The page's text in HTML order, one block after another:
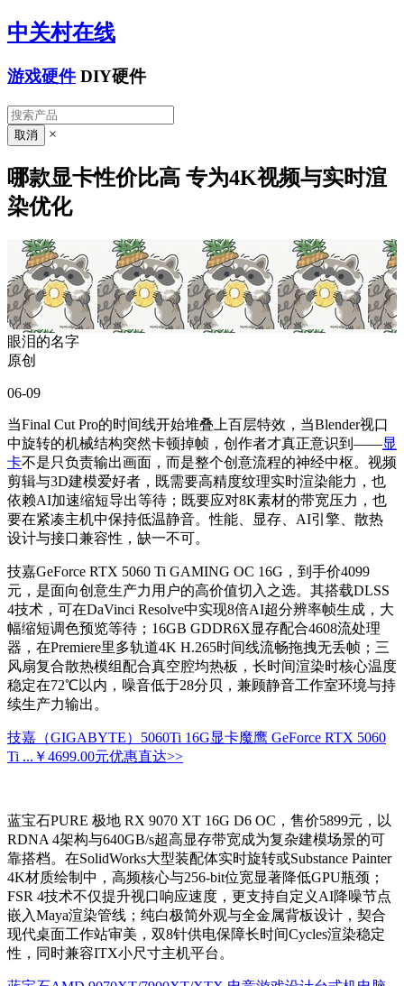
中关村在线
游戏硬件 DIY硬件
×
哪款显卡性价比高 专为4K视频与实时渲
染优化
眼泪的名字
原创
06-09
当Final Cut Pro的时间线开始堆叠上百层特效，当Blender视口
中旋转的机械结构突然卡顿掉帧，创作者才真正意识到——显
卡不是只负责输出画面，而是整个创意流程的神经中枢。视频
剪辑与3D建模爱好者，既需要高精度纹理实时渲染能力，也
依赖AI加速缩短导出等待；既要应对8K素材的带宽压力，也
要在紧凑主机中保持低温静音。性能、显存、AI引擎、散热
设计与接口兼容性，缺一不可。
技嘉GeForce RTX 5060 Ti GAMING OC 16G，到手价4099
元，是面向创意生产力用户的高价值切入之选。其搭载DLSS
4技术，可在DaVinci Resolve中实现8倍AI超分辨率帧生成，大
幅缩短调色预览等待；16GB GDDR6X显存配合4608流处理
器，在Premiere里多轨道4K H.265时间线流畅拖拽无丢帧；三
风扇复合散热模组配合真空腔均热板，长时间渲染时核心温度
稳定在72℃以内，噪音低于28分贝，兼顾静音工作室环境与持
续生产力输出。
技嘉（GIGABYTE）5060Ti 16G显卡魔鹰 GeForce RTX 5060
Ti ... ￥4699.00元优惠直达>>
蓝宝石PURE 极地 RX 9070 XT 16G D6 OC，售价5899元，以
RDNA 4架构与640GB/s超高显存带宽成为复杂建模场景的可
靠搭档。在SolidWorks大型装配体实时旋转或Substance Painter
4K材质绘制中，高频核心与256-bit位宽显著降低GPU瓶颈；
FSR 4技术不仅提升视口响应速度，更支持自定义AI降噪节点
嵌入Maya渲染管线；纯白极简外观与全金属背板设计，契合
现代桌面工作站审美，双8针供电保障长时间Cycles渲染稳定
性，同时兼容ITX小尺寸主机平台。